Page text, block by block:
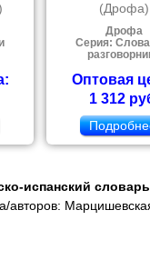
(Дрофа)
Дрофа
Серия:
Оптовая
1 312
испанский
авторов: